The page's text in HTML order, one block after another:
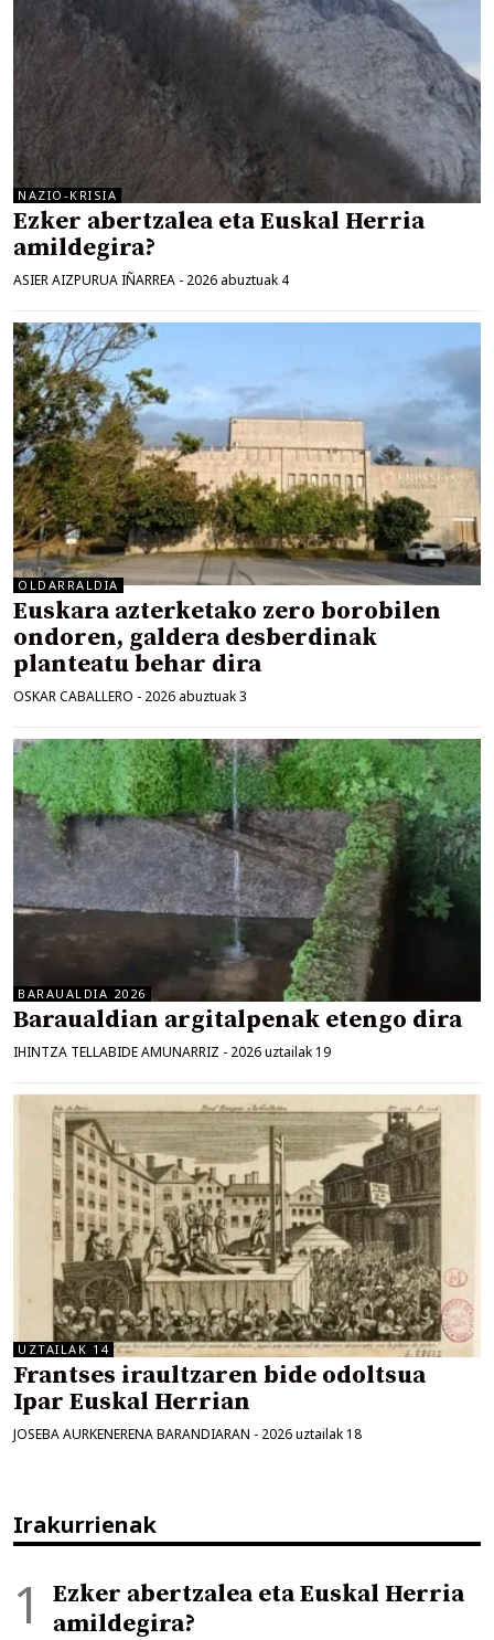
NAZIO-KRISIA
Ezker abertzalea eta Euskal Herria
amildegira?
ASIER AIZPURUA IÑARREA - 2026 abuztuak 4
OLDARRALDIA
Euskara azterketako zero borobilen
ondoren, galdera desberdinak
planteatu behar dira
OSKAR CABALLERO - 2026 abuztuak 3
BARAUALDIA 2026
Baraualdian argitalpenak etengo dira
IHINTZA TELLABIDE AMUNARRIZ - 2026 uztailak 19
UZTAILAK 14
Frantses iraultzaren bide odoltsua
Ipar Euskal Herrian
JOSEBA AURKENERENA BARANDIARAN - 2026 uztailak 18
Irakurrienak
Ezker abertzalea eta Euskal Herria
amildegira?